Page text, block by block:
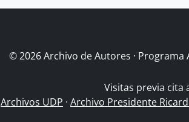
© 2026 Archivo de Autores · Programa
Visitas previa cita
Archivos UDP · Archivo Presidente